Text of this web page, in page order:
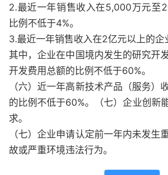
2.最近一年销售收入在5,000万元至2
比例不低于4%。
3.最近一年销售收入在2亿元以上的企
其中，企业在中国境内发生的研究开
开发费用总额的比例不低于60%。
（六）近一年高新技术产品（服务）
的比例不低于60%。（七）企业创新
求。
（七）企业申请认定前一年内未发生
故或严重环境违法行为。